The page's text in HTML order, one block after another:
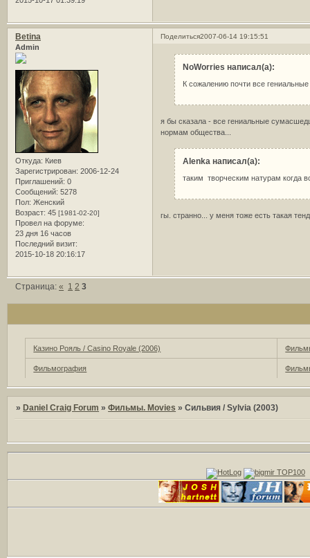
Поделиться2007-06-14 19:15:51
Betina
Admin
Откуда: Киев
Зарегистрирован: 2006-12-24
Приглашений: 0
Сообщений: 5278
Пол: Женский
Возраст: 45 [1981-02-20]
Провел на форуме:
23 дня 16 часов
Последний визит:
2015-10-18 20:16:17
NoWorries написал(а):
К сожалению почти все
я бы сказала - все гениальные
нормам общества...
Alenka написал(а):
таким творческим натурам когда
гы. странно... у меня тоже есть такая
Страница:« 1 2 3
Казино Рояль / Casino Royale (2006)
Фильмография
» Daniel Craig Forum »Фильмы. Movies »Сильвия / Sylvia (2003)